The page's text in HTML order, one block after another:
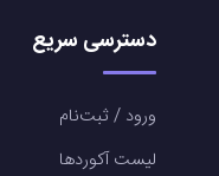
دسترسی سریع
ورود / ثبت‌نام
لیست آکوردها